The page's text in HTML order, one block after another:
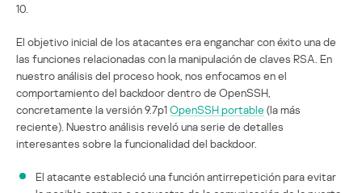
10.
El objetivo inicial de los atacantes era enganchar con éxito una de
las funciones relacionadas con la manipulación de claves RSA. En
nuestro análisis del proceso hook, nos enfocamos en el
comportamiento del backdoor dentro de OpenSSH,
concretamente la versión 9.7p1OpenSSH portable (la más
reciente). Nuestro análisis reveló una serie de detalles
interesantes sobre la funcionalidad del backdoor.
El atacante estableció una función antirrepetición para evitar